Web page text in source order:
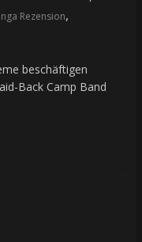
Rezension,
beschäftigen
Back Camp Band